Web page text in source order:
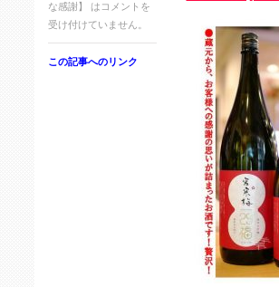
な感謝】 は コメントを
受け付けていません。
この記事へのリンク